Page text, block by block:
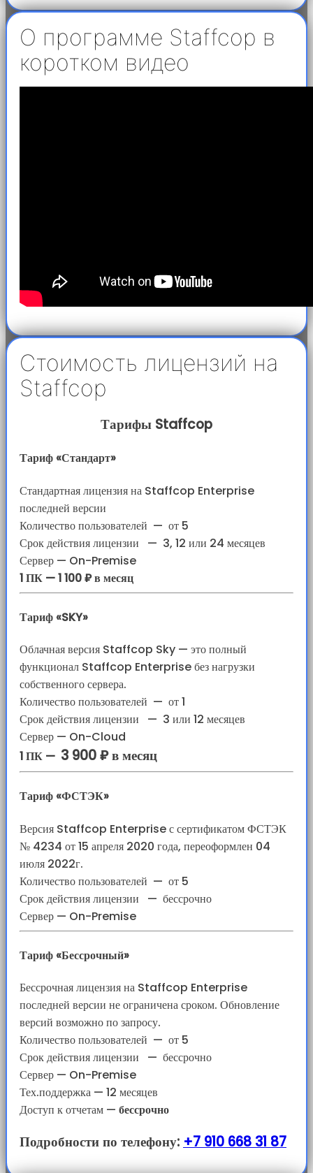
О программе Staffcop в
коротком видео
Стоимость лицензий на
Staffcop
Тарифы Staffcop
Тариф «Стандарт»
Стандартная лицензия на Staffcop Enterprise
последней версии
Количество пользователей — от 5
Срок действия лицензии
— 3, 12 или 24 месяцев
Сервер — On-Premise
1 ПК — 1 100 ₽ в месяц
Тариф «SKY»
Облачная версия Staffcop Sky — это полный
функционал Staffcop Enterprise без нагрузки
собственного сервера.
Количество пользователей — от 1
Срок действия лицензии
— 3 или 12 месяцев
Сервер — On-Cloud
1 ПК — 3 900 ₽ в месяц
Тариф «ФСТЭК»
Версия Staffcop Enterprise с сертификатом ФСТЭК
№ 4234 от 15 апреля 2020 года, переоформлен 04
июля 2022г.
Количество пользователей — от 5
Срок действия лицензии
— бессрочно
Сервер — On-Premise
Тариф «Бессрочный»
Бессрочная лицензия на Staffcop Enterprise
последней версии не ограничена сроком. Обновление
версий возможно по запросу.
Количество пользователей — от 5
Срок действия лицензии
— бессрочно
Сервер — On-Premise
Тех.поддержка — 12 месяцев
Доступ к отчетам — бессрочно
Подробности по телефону: +7 910 668 31 87